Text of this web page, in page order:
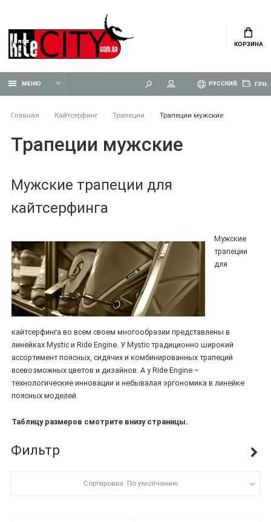
КОРЗИНА
МЕНЮ РУССКИЙ ГРН.
Главная Кайтсерфинг Трапеции Трапеции мужские
Трапеции мужские
Мужские трапеции для
кайтсерфинга
Мужские
трапеции
для
кайтсерфинга во всем своем многообразии представлены в
линейках Mystic и Ride Engine. У Mystic традиционно широкий
ассортимент поясных, сидячих и комбинированных трапеций
всевозможных цветов и дизайнов. А у Ride Engine –
технологические инновации и небывалая эргономика в линейке
поясных моделей.
Таблицу размеров смотрите внизу страницы.
Фильтр
Сортировка: По умолчанию